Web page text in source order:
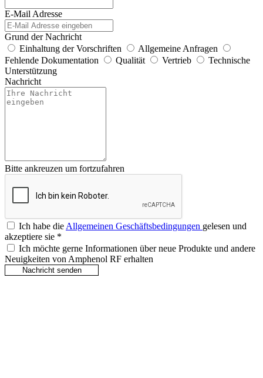
E-Mail Adresse
Grund der Nachricht
Einhaltung der Vorschriften
Allgemeine Anfragen
Fehlende Dokumentation
Qualität Vertrieb
Technische
Unterstützung
Nachricht
Bitte ankreuzen um fortzufahren
Ich habe dieAllgemeinen Geschäftsbedingungen gelesen und
akzeptiere sie *
Ich möchte gerne Informationen über neue Produkte und andere
Neuigkeiten von Amphenol RF erhalten